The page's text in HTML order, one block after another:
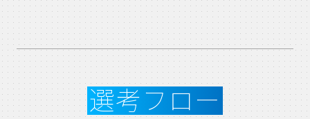
選考フロー